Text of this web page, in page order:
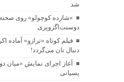
آنتوان دوسنت‌اگزوپری
شد
«شازده کوچولو» روی صحنه
دوسنت‌اگزوپری
فیلم کوتاه «ترازو» آماده
دنبال نان می‌گردد!
آغاز اجرای نمایش «میان
پسیانی